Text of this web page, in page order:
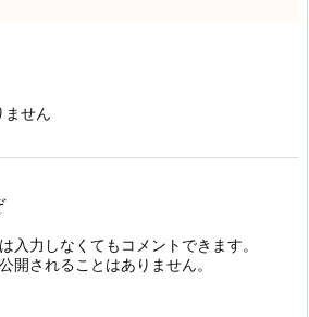
ません
入力しなくてもコメントできます。
開されることはありません。